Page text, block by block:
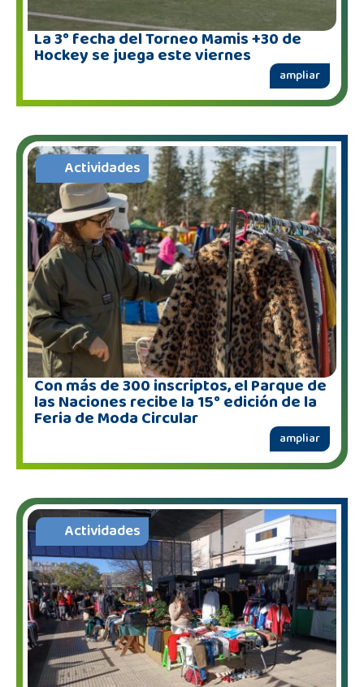
La 3° fecha del Torneo Mamis +30 de
Hockey se juega este viernes
ampliar
Actividades
Con más de 300 inscriptos, el Parque de
las Naciones recibe la 15° edición de la
Feria de Moda Circular
ampliar
Actividades